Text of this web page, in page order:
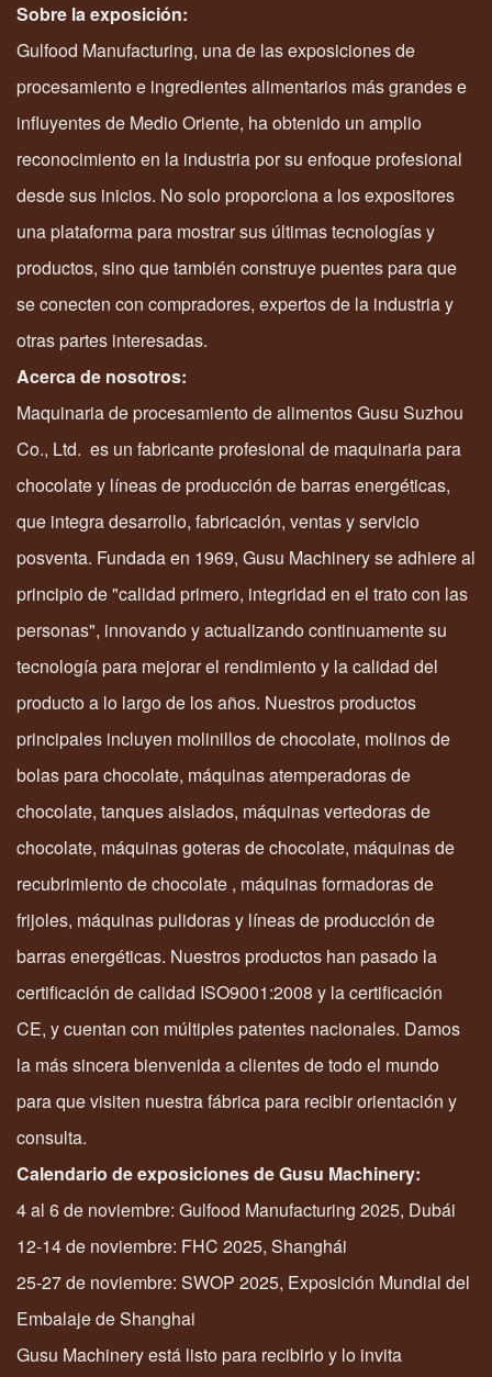
Sobre la exposición:
Gulfood Manufacturing, una de las exposiciones de
procesamiento e ingredientes alimentarios más grandes e
influyentes de Medio Oriente, ha obtenido un amplio
reconocimiento en la industria por su enfoque profesional
desde sus inicios. No solo proporciona a los expositores
una plataforma para mostrar sus últimas tecnologías y
productos, sino que también construye puentes para que
se conecten con compradores, expertos de la industria y
otras partes interesadas.
Acerca de nosotros:
Maquinaria de procesamiento de alimentos Gusu Suzhou
Co., Ltd. es un fabricante profesional de maquinaria para
chocolate y líneas de producción de barras energéticas,
que integra desarrollo, fabricación, ventas y servicio
posventa. Fundada en 1969, Gusu Machinery se adhiere al
principio de "calidad primero, integridad en el trato con las
personas", innovando y actualizando continuamente su
tecnología para mejorar el rendimiento y la calidad del
producto a lo largo de los años. Nuestros productos
principales incluyen molinillos de chocolate, molinos de
bolas para chocolate, máquinas atemperadoras de
chocolate, tanques aislados, máquinas vertedoras de
chocolate, máquinas goteras de chocolate, máquinas de
recubrimiento de chocolate , máquinas formadoras de
frijoles, máquinas pulidoras y líneas de producción de
barras energéticas. Nuestros productos han pasado la
certificación de calidad ISO9001:2008 y la certificación
CE, y cuentan con múltiples patentes nacionales. Damos
la más sincera bienvenida a clientes de todo el mundo
para que visiten nuestra fábrica para recibir orientación y
consulta.
Calendario de exposiciones de Gusu Machinery:
4 al 6 de noviembre: Gulfood Manufacturing 2025, Dubái
12-14 de noviembre: FHC 2025, Shanghái
25-27 de noviembre: SWOP 2025, Exposición Mundial del
Embalaje de Shanghai
Gusu Machinery está listo para recibirlo y lo invita